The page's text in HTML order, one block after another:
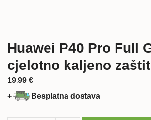
Huawei P40 Pro Full
cjelotno kaljeno
19,99 €
+
Besplatna dostava